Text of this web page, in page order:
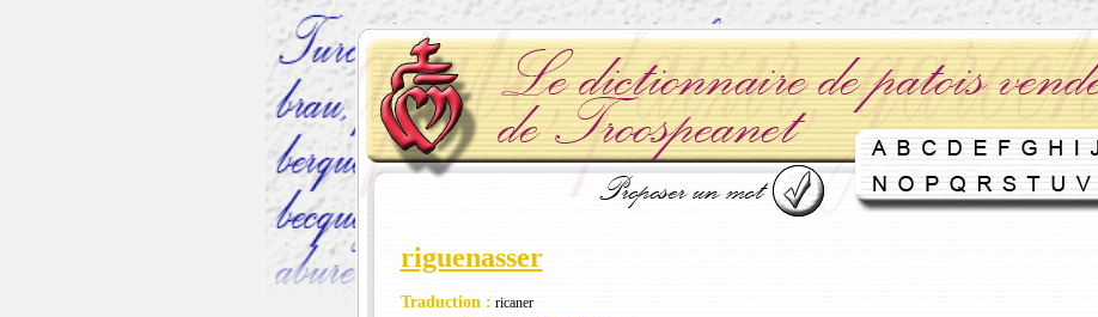
riguenasser
Traduction : ricaner